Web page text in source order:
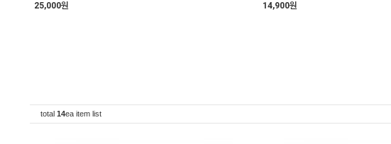
25,000원 14,900원
total 14ea item list